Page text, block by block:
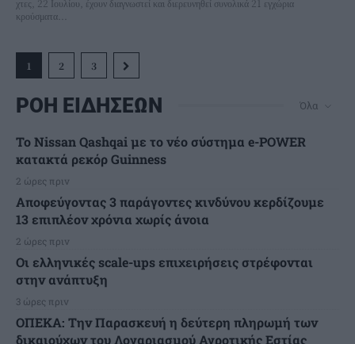
κρούσματα...
1 2 3
ΡΟΗ ΕΙΔΗΣΕΩΝ Όλα
Το Nissan Qashqai με το νέο σύστημα e-POWER
κατακτά ρεκόρ Guinness
2 ώρες πριν
Αποφεύγοντας 3 παράγοντες κινδύνου κερδίζουμε
13 επιπλέον χρόνια χωρίς άνοια
2 ώρες πριν
Οι ελληνικές scale-ups επιχειρήσεις στρέφονται
στην ανάπτυξη
3 ώρες πριν
ΟΠΕΚΑ: Την Παρασκευή η δεύτερη πληρωμή των
δικαιούχων του Λογαριασμού Αγροτικής Εστίας